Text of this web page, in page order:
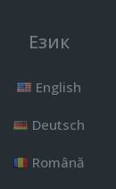
Език
English
Deutsch
Română